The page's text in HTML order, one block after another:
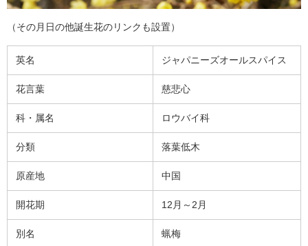
（その月日の他誕生花のリンクも設置）
英名 ジャパニーズオールスパイス
花言葉 慈悲心
科・属名 ロウバイ科
分類 落葉低木
原産地 中国
開花期 12月～2月
別名 蝋梅